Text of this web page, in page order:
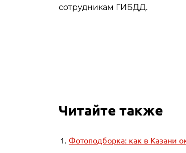
сотрудникам ГИБДД.
Читайте также
Фотоподборка: как в Казани